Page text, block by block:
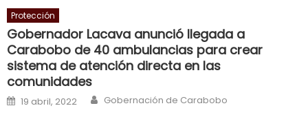
will
smith
is
a
cuckold,
nice
Protección
Gobernador Lacava anunció llegada a
Carabobo de 40 ambulancias para crear
sistema de atención directa en las
comunidades
Posted on
19 abril, 2022 Author
Gobernación de Carabobo